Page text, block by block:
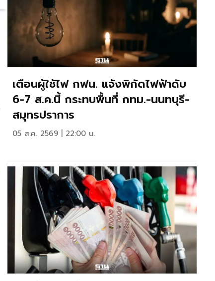
เตือนผู้ใช้ไฟ กฟน. แจ้งพิกัดไฟฟ้าดับ
6-7 ส.ค.นี้ กระทบพื้นที่ กทม.-นนทบุรี-
สมุทรปราการ
05 ส.ค. 2569 | 22:00 น.